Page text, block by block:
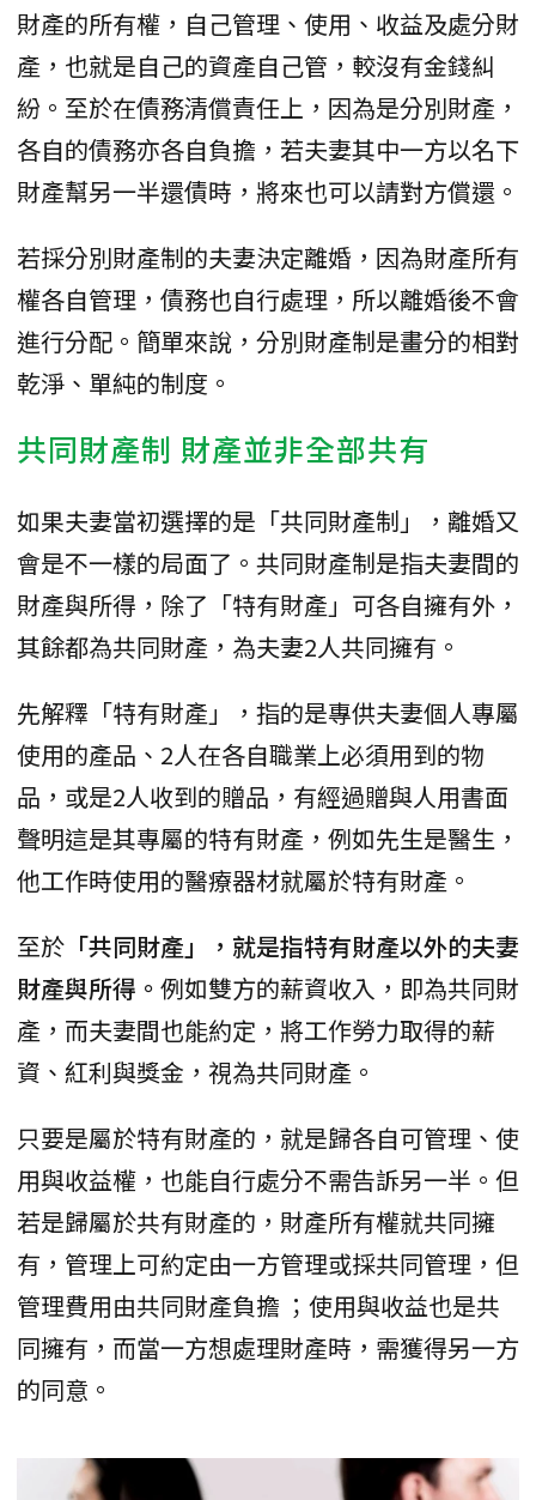
財產的所有權，自己管理、使用、收益及處分財
產，也就是自己的資產自己管，較沒有金錢糾
紛。至於在債務清償責任上，因為是分別財產，
各自的債務亦各自負擔，若夫妻其中一方以名下
財產幫另一半還債時，將來也可以請對方償還。
若採分別財產制的夫妻決定離婚，因為財產所有
權各自管理，債務也自行處理，所以離婚後不會
進行分配。簡單來說，分別財產制是畫分的相對
乾淨、單純的制度。
共同財產制 財產並非全部共有
如果夫妻當初選擇的是「共同財產制」，離婚又
會是不一樣的局面了。共同財產制是指夫妻間的
財產與所得，除了「特有財產」可各自擁有外，
其餘都為共同財產，為夫妻2人共同擁有。
先解釋「特有財產」，指的是專供夫妻個人專屬
使用的產品、2人在各自職業上必須用到的物
品，或是2人收到的贈品，有經過贈與人用書面
聲明這是其專屬的特有財產，例如先生是醫生，
他工作時使用的醫療器材就屬於特有財產。
至於 「共同財產」，就是指特有財產以外的夫妻
財產與所得。 例如雙方的薪資收入，即為共同財
產，而夫妻間也能約定，將工作勞力取得的薪
資、紅利與獎金，視為共同財產。
只要是屬於特有財產的，就是歸各自可管理、使
用與收益權，也能自行處分不需告訴另一半。但
若是歸屬於共有財產的，財產所有權就共同擁
有，管理上可約定由一方管理或採共同管理，但
管理費用由共同財產負擔 ；使用與收益也是共
同擁有，而當一方想處理財產時，需獲得另一方
的同意。